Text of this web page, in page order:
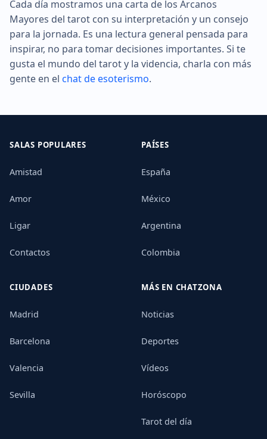
Cada día mostramos una carta de los Arcanos
Mayores del tarot con su interpretación y un consejo
para la jornada. Es una lectura general pensada para
inspirar, no para tomar decisiones importantes. Si te
gusta el mundo del tarot y la videncia, charla con más
gente en el chat de esoterismo.
SALAS POPULARES
Amistad
Amor
Ligar
Contactos
PAÍSES
España
México
Argentina
Colombia
CIUDADES
Madrid
Barcelona
Valencia
Sevilla
MÁS EN CHATZONA
Noticias
Deportes
Vídeos
Horóscopo
Tarot del día